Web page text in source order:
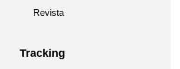
Revista
Tracking